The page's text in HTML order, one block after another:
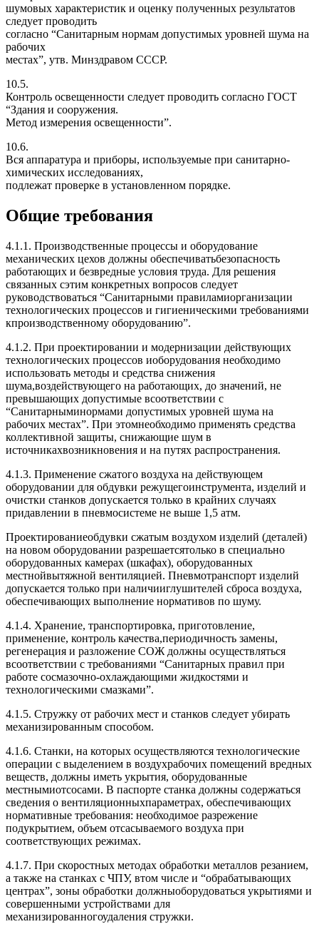
шумовых характеристик и оценку полученных результатов
следует проводить
согласно “Санитарным нормам допустимых уровней шума на
рабочих
местах”, утв. Минздравом СССР.
10.5.
Контроль освещенности следует проводить согласно ГОСТ
“Здания и сооружения.
Метод измерения освещенности”.
10.6.
Вся аппаратура и приборы, используемые при санитарно-
химических исследованиях,
подлежат проверке в установленном порядке.
Общие требования
4.1.1. Производственные процессы и оборудование
механических цехов должны обеспечиватьбезопасность
работающих и безвредные условия труда. Для решения
связанных сэтим конкретных вопросов следует
руководствоваться “Санитарными правиламиорганизации
технологических процессов и гигиеническими требованиями
кпроизводственному оборудованию”.
4.1.2. При проектировании и модернизации действующих
технологических процессов иоборудования необходимо
использовать методы и средства снижения
шума,воздействующего на работающих, до значений, не
превышающих допустимые всоответствии с
“Санитарныминормами допустимых уровней шума на
рабочих местах”. При этомнеобходимо применять средства
коллективной защиты, снижающие шум в
источникахвозникновения и на путях распространения.
4.1.3. Применение сжатого воздуха на действующем
оборудовании для обдувки режущегоинструмента, изделий и
очистки станков допускается только в крайних случаях
придавлении в пневмосистеме не выше 1,5 атм.
Проектированиеобдувки сжатым воздухом изделий (деталей)
на новом оборудовании разрешаетсятолько в специально
оборудованных камерах (шкафах), оборудованных
местнойвытяжной вентиляцией. Пневмотранспорт изделий
допускается только при наличииглушителей сброса воздуха,
обеспечивающих выполнение нормативов по шуму.
4.1.4. Хранение, транспортировка, приготовление,
применение, контроль качества,периодичность замены,
регенерация и разложение СОЖ должны осуществляться
всоответствии с требованиями “Санитарных правил при
работе сосмазочно-охлаждающими жидкостями и
технологическими смазками”.
4.1.5. Стружку от рабочих мест и станков следует убирать
механизированным способом.
4.1.6. Станки, на которых осуществляются технологические
операции с выделением в воздухрабочих помещений вредных
веществ, должны иметь укрытия, оборудованные
местнымиотсосами. В паспорте станка должны содержаться
сведения о вентиляционныхпараметрах, обеспечивающих
нормативные требования: необходимое разрежение
подукрытием, объем отсасываемого воздуха при
соответствующих режимах.
4.1.7. При скоростных методах обработки металлов резанием,
а также на станках с ЧПУ, втом числе и “обрабатывающих
центрах”, зоны обработки должныоборудоваться укрытиями и
совершенными устройствами для
механизированногоудаления стружки.